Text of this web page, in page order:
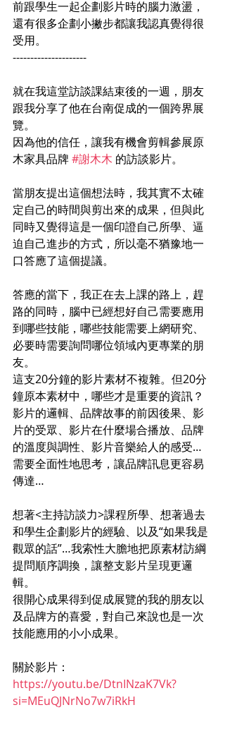
前跟學生一起企劃影片時的腦力激盪，
還有很多企劃小撇步都讓我認真覺得很
受用。
---------------------
就在我這堂訪談課結束後的一週，朋友
跟我分享了他在台南促成的一個跨界展
覽。
因為他的信任，讓我有機會剪輯參展原
木家具品牌 #謝木木 的訪談影片。
當朋友提出這個想法時，我其實不太確
定自己的時間與剪出來的成果，但與此
同時又覺得這是一個印證自己所學、逼
迫自己進步的方式，所以毫不猶豫地一
口答應了這個提議。
答應的當下，我正在去上課的路上，趕
路的同時，腦中已經想好自己需要應用
到哪些技能，哪些技能需要上網研究、
必要時需要詢問哪位領域內更專業的朋
友。
這支20分鐘的影片素材不複雜。但20分
鐘原本素材中，哪些才是重要的資訊？
影片的邏輯、品牌故事的前因後果、影
片的受眾、影片在什麼場合播放、品牌
的溫度與調性、影片音樂給人的感受…
需要全面性地思考，讓品牌訊息更容易
傳達…
想著<主持訪談力>課程所學、想著過去
和學生企劃影片的經驗、以及“如果我是
觀眾的話”…我索性大膽地把原素材訪綱
提問順序調換，讓整支影片呈現更邏
輯。
很開心成果得到促成展覽的我的朋友以
及品牌方的喜愛，對自己來說也是一次
技能應用的小小成果。
關於影片：
https://youtu.be/DtnINzaK7Vk?
si=MEuQJNrNo7w7iRkH